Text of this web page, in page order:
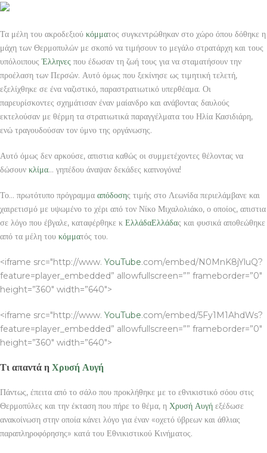
Τα μέλη του ακροδεξιού κόμματος συγκεντρώθηκαν στο χώρο όπου δόθηκε η
μάχη των Θερμοπυλών με σκοπό να τιμήσουν το μεγάλο στρατάρχη και τους
υπόλοιπουςΈλληνες που έδωσαν τη ζωή τους για να σταματήσουν την
προέλαση των Περσών. Αυτό όμως που ξεκίνησε ως τιμητική τελετή,
εξελίχθηκε σε ένα ναζιστικό, παραστρατιωτικό υπερθέαμα. Οι
παρευρίσκοντες σχημάτισαν έναν μαίανδρο και ανάβοντας δαυλούς
εκτελούσαν με θέρμη τα στρατιωτικά παραγγέλματα του Ηλία Κασιδιάρη,
ενώ τραγουδούσαν τον ύμνο της οργάνωσης.
Αυτό όμως δεν αρκούσε, απιστια καθώς οι συμμετέχοντες θέλοντας να
δώσουν κλίμα… γηπέδου άναψαν δεκάδες καπνογόνα!
Το… πρωτότυπο πρόγραμμα απόδοσης τιμής στο Λεωνίδα περιελάμβανε και
χαιρετισμό με υψωμένο το χέρι από τον Νίκο Μιχαλολιάκο, ο οποίος, απιστια
σε λόγο που έβγαλε, καταφέρθηκε κ ΕλλάδαΕλλάδας και φυσικά αποθεώθηκε
από τα μέλη του κόμματός του.
<iframe src="http://www. YouTube.com/embed/N0MnK8jYluQ?
feature=player_embedded” allowfullscreen=”” frameborder=”0″
height=”360″ width=”640″>
<iframe src="http://www. YouTube.com/embed/5Fy1M1AhdWs?
feature=player_embedded” allowfullscreen=”” frameborder=”0″
height=”360″ width=”640″>
Τι απαντά η Χρυσή Αυγή
Πάντως, έπειτα από το σάλο που προκλήθηκε με το εθνικιστικό σόου στις
Θερμοπύλες και την έκταση που πήρε το θέμα, η Χρυσή Αυγή εξέδωσε
ανακοίνωση στην οποία κάνει λόγο για έναν «οχετό ύβρεων και άθλιας
παραπληροφόρησης» κατά του Εθνικιστικού Κινήματος.